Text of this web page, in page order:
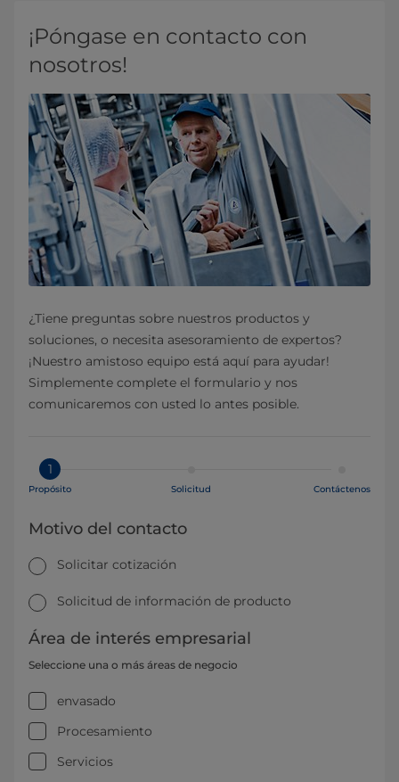
¡Póngase en contacto con
nosotros!
¿Tiene preguntas sobre nuestros productos y
soluciones, o necesita asesoramiento de expertos?
¡Nuestro amistoso equipo está aquí para ayudar!
Simplemente complete el formulario y nos
comunicaremos con usted lo antes posible.
1
Propósito Solicitud Contáctenos
Motivo del contacto
Solicitar cotización
Solicitud de información de producto
Área de interés empresarial
Seleccione una o más áreas de negocio
envasado
Procesamiento
Servicios